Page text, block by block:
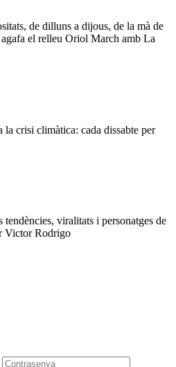
de dilluns a dijous, de la mà de
el relleu Oriol March amb La
crisi climàtica: cada dissabte per
viralitats i personatges de
Victor Rodrigo